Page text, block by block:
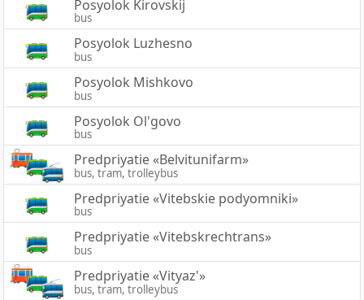
Posyolok Kirovskij
bus
Posyolok Luzhesno
bus
Posyolok Mishkovo
bus
Posyolok Ol'govo
bus
Predpriyatie «Belvitunifarm»
bus, tram, trolleybus
Predpriyatie «Vitebskie podyomniki»
bus
Predpriyatie «Vitebskrechtrans»
bus
Predpriyatie «Vityaz'»
bus, tram, trolleybus